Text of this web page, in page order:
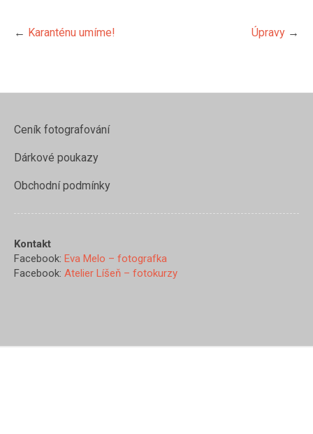
Úpravy →
← Karanténu umíme!
Ceník fotografování
Dárkové poukazy
Obchodní podmínky
Kontakt
Facebook: Eva Melo – fotografka
Facebook: Atelier Líšeň – fotokurzy